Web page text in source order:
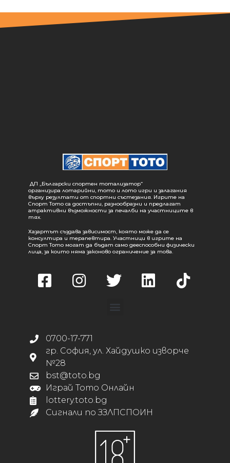
ДП „Български спортен тотализатор“
организира лотарийни, тото и лото игри и залагания
върху резултати от спортни състезания. Игрите на
Спорт Тото са достъпни, разнообразни и предлагат
атрактивни възможности за печалби на участниците в
тях.
Хазартът създава зависимост, която може да се
консултира и терапевтира. Участници в игрите на
Спорт Тото могат да бъдат само дееспособни физически
лица, за които няма законово ограничение за това.
0700-17-771
гр. София, ул. Хайдушко изворче
№28
bst@toto.bg
Играй Тото Онлайн
lottery.toto.bg
Сигнали по ЗЗЛПСПОИН